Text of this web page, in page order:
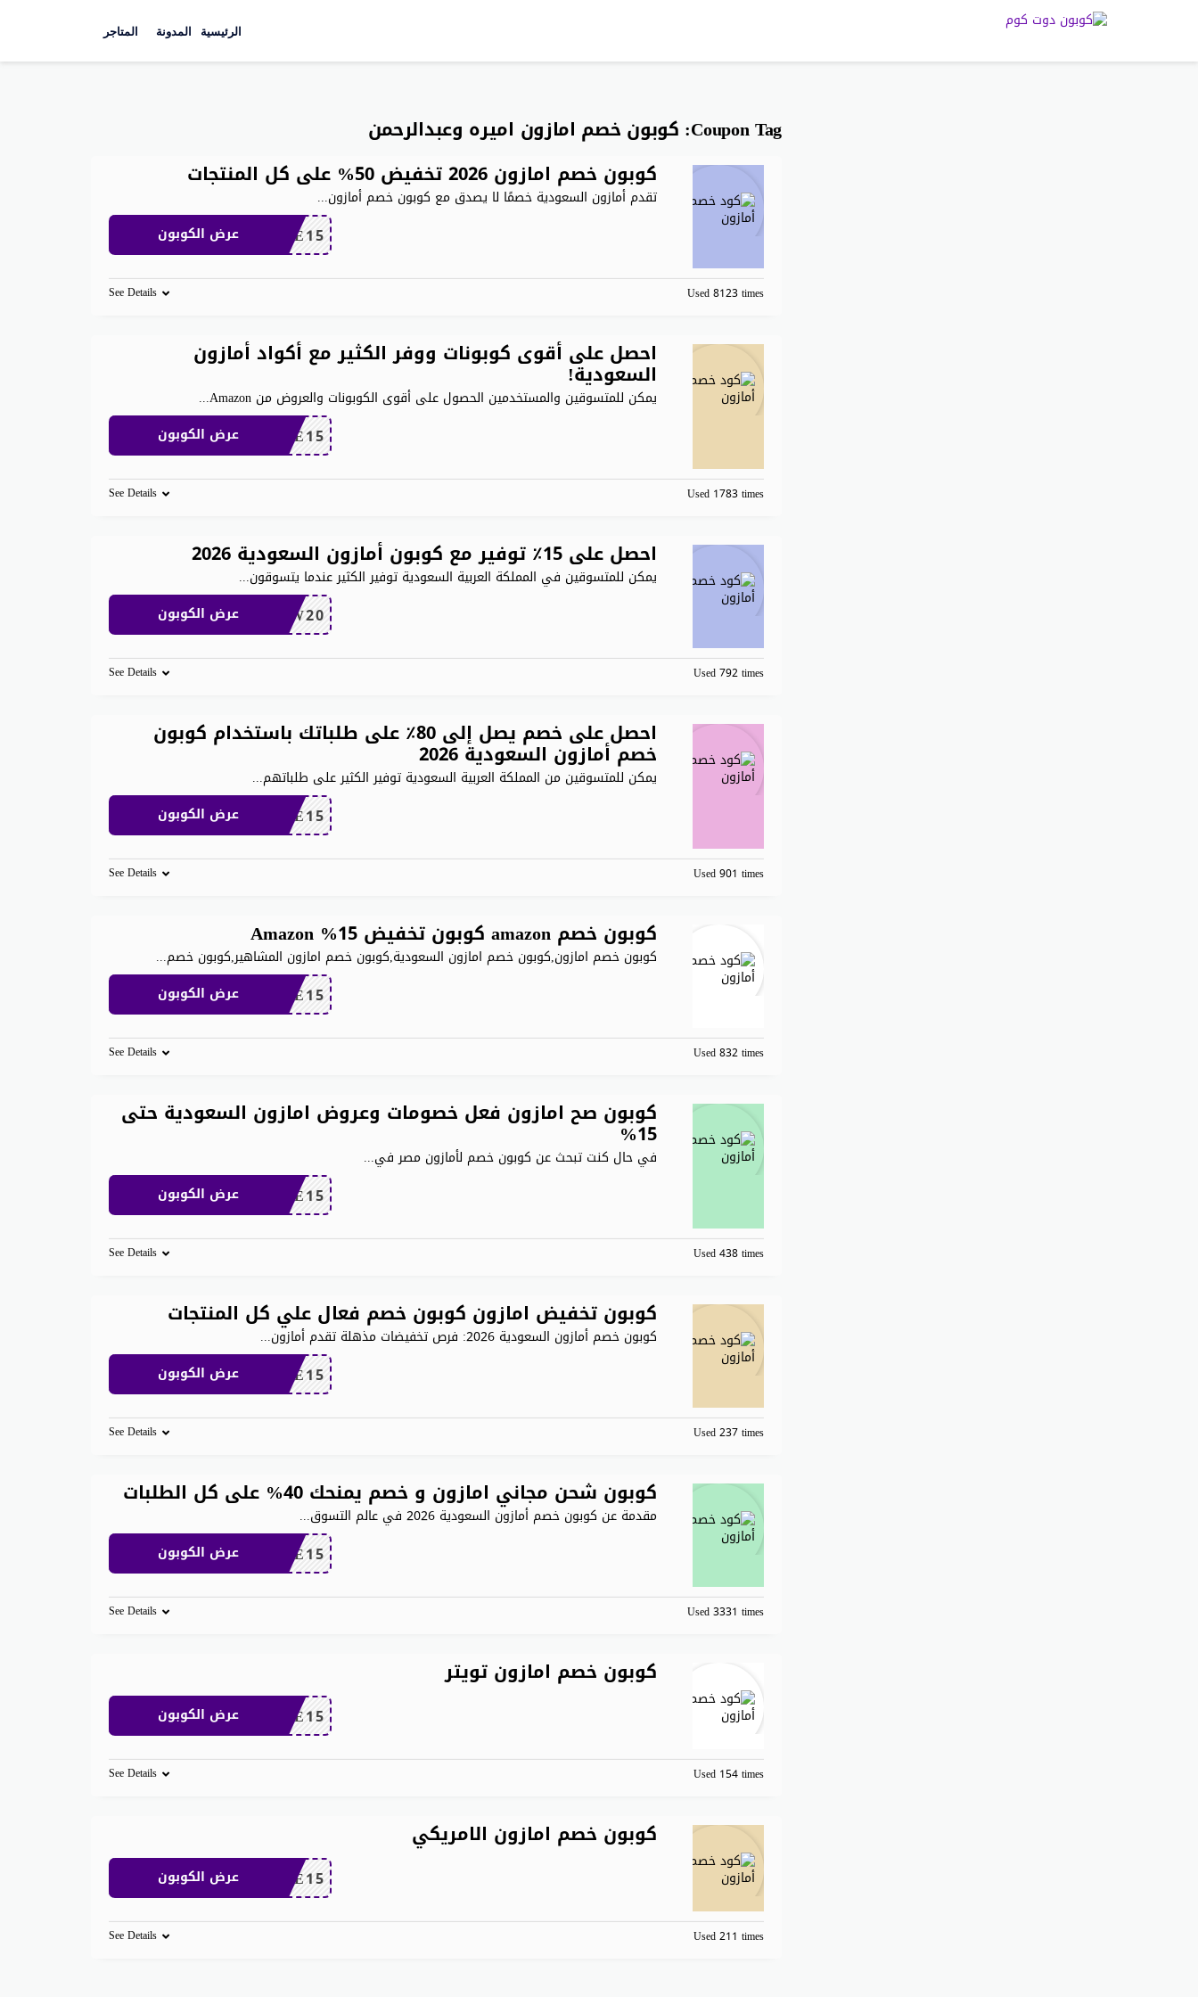
الرئيسية المدونة المتاجر
Coupon Tag: كوبون خصم امازون اميره وعبدالرحمن
كوبون خصم امازون 2026 تخفيض 50% على كل المنتجات
تقدم أمازون السعودية خصمًا لا يصدق مع كوبون خصم أمازون...
SAVE15 عرض الكوبون
Used 8123 times
See Details
احصل على أقوى كوبونات ووفر الكثير مع أكواد أمازون
السعودية!
يمكن للمتسوقين والمستخدمين الحصول على أقوى الكوبونات والعروض من Amazon ...
SAVE15 عرض الكوبون
Used 1783 times
See Details
احصل على 15٪ توفير مع كوبون أمازون السعودية 2026
يمكن للمتسوقين في المملكة العربية السعودية توفير الكثير عندما يتسوقون...
NEW20 عرض الكوبون
Used 792 times
See Details
احصل على خصم يصل إلى 80٪ على طلباتك باستخدام كوبون
خصم أمازون السعودية 2026
يمكن للمتسوقين من المملكة العربية السعودية توفير الكثير على طلباتهم...
SAVE15 عرض الكوبون
Used 901 times
See Details
كوبون خصم amazon كوبون تخفيض 15% Amazon
كوبون خصم امازون,كوبون خصم امازون السعودية,كوبون خصم امازون المشاهير,كوبون خصم...
SAVE15 عرض الكوبون
Used 832 times
See Details
كوبون صح امازون فعل خصومات وعروض امازون السعودية حتى
15%
في حال كنت تبحث عن كوبون خصم لأمازون مصر في...
SAVE15 عرض الكوبون
Used 438 times
See Details
كوبون تخفيض امازون كوبون خصم فعال علي كل المنتجات
كوبون خصم أمازون السعودية 2026: فرص تخفيضات مذهلة تقدم أمازون ...
SAVE15 عرض الكوبون
Used 237 times
See Details
كوبون شحن مجاني امازون و خصم يمنحك 40% على كل الطلبات
مقدمة عن كوبون خصم أمازون السعودية 2026 في عالم التسوق ...
SAVE15 عرض الكوبون
Used 3331 times
See Details
كوبون خصم امازون تويتر
SAVE15 عرض الكوبون
Used 154 times
See Details
كوبون خصم امازون الامريكي
SAVE15 عرض الكوبون
Used 211 times
See Details